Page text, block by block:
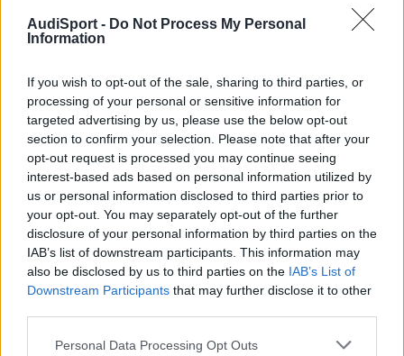
AudiSport - Do Not Process My Personal
Information
If you wish to opt-out of the sale, sharing to third parties, or
processing of your personal or sensitive information for
targeted advertising by us, please use the below opt-out
section to confirm your selection. Please note that after your
opt-out request is processed you may continue seeing
interest-based ads based on personal information utilized by
us or personal information disclosed to third parties prior to
your opt-out. You may separately opt-out of the further
disclosure of your personal information by third parties on the
IAB’s list of downstream participants. This information may
also be disclosed by us to third parties on the IAB’s List of
Downstream Participants that may further disclose it to other
Personal Data Processing Opt Outs
Una de interior muy chulo: